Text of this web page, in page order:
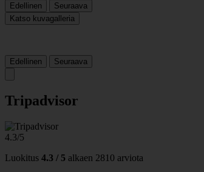
Edellinen
Seuraava
Katso kuvagalleria
Edellinen Seuraava
Tripadvisor
4.3/5
Luokitus 4.3 / 5 alkaen 2810 arviota